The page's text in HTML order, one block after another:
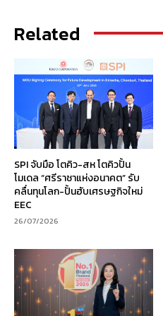
Related
SPI จับมือ โตคิว-สห โตคิวปั้น
โมเดล “ศรีราชาแห่งอนาคต” รับ
คลื่นทุนโลก-ปั้นฮับเศรษฐกิจใหม่
EEC
26/07/2026